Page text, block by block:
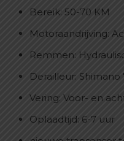
Bereik: 50-70 KM
Motoraandrijving:
Remmen:
Derailleur: Shimano
Vering: Voor- en
Oplaadtijd: 6-7 uur